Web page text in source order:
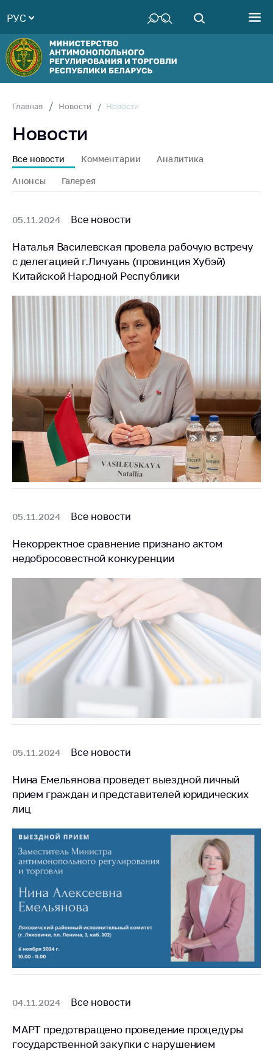
Руководство
Структура
Министерства
Территориальные
Законодательство
Антикоррупционная
деятельность
совет
Соискателям
Награждения
Белорусская
универсальная
товарная биржа
Идеологическая
работа
Официальные
геральдические
символы
5 лет МАРТ
Деятельность
Антимонопольное
конкуренция
Торговля и услуги
Регулирование и
контроль закупок
Защита прав
потребителей
Регулирование
рекламной
деятельности
Международное
сотрудничество
нетарифного
Биржевая торговля
Выставочная
Республике
Беларусь
Защита
персональных
данных
Обратиться в МАРТ
Личный прием
Прямaя телефоннaя
Горячая линия
РУС
Главная Новости Новости
Новости
Все новости Комментарии Аналитика
Анонсы Галерея
05.11.2024 Все новости
Наталья Василевская провела рабочую встречу
с делегацией г.Личуань (провинция Хубэй)
Китайской Народной Республики
05.11.2024 Все новости
Некорректное сравнение признано актом
недобросовестной конкуренции
05.11.2024 Все новости
Нина Емельянова проведет выездной личный
прием граждан и представителей юридических
лиц
04.11.2024 Все новости
МАРТ предотвращено проведение процедуры
государственной закупки с нарушением